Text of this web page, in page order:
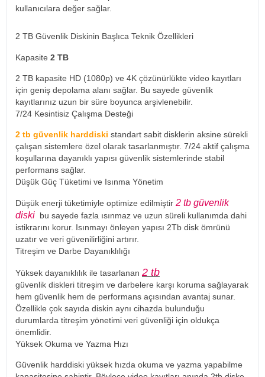
kullanıcılara değer sağlar.
2 TB Güvenlik Diskinin Başlıca Teknik Özellikleri
Kapasite 2 TB
2 TB kapasite HD (1080p) ve 4K çözünürlükte video kayıtları
için geniş depolama alanı sağlar. Bu sayede güvenlik
kayıtlarınız uzun bir süre boyunca arşivlenebilir.
7/24 Kesintisiz Çalışma Desteği
2 tb güvenlik harddiski standart sabit disklerin aksine sürekli
çalışan sistemlere özel olarak tasarlanmıştır. 7/24 aktif çalışma
koşullarına dayanıklı yapısı güvenlik sistemlerinde stabil
performans sağlar.
Düşük Güç Tüketimi ve Isınma Yönetim
Düşük enerji tüketimiyle optimize edilmiştir 2 tb güvenlik
diski bu sayede fazla ısınmaz ve uzun süreli kullanımda dahi
istikrarını korur. Isınmayı önleyen yapısı 2Tb disk ömrünü
uzatır ve veri güvenilirliğini artırır.
Titreşim ve Darbe Dayanıklılığı
Yüksek dayanıklılık ile tasarlanan 2 tb
güvenlik diskleri titreşim ve darbelere karşı koruma sağlayarak
hem güvenlik hem de performans açısından avantaj sunar.
Özellikle çok sayıda diskin aynı cihazda bulunduğu
durumlarda titreşim yönetimi veri güvenliği için oldukça
önemlidir.
Yüksek Okuma ve Yazma Hızı
Güvenlik harddiski yüksek hızda okuma ve yazma yapabilme